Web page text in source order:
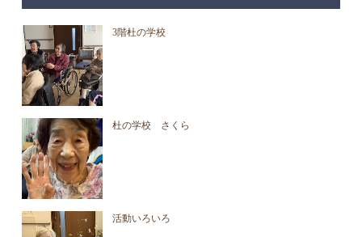
3階杜の学校
杜の学校 さくら
活動いろいろ